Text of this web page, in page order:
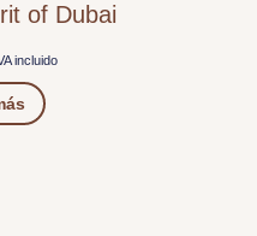
of Dubai
incluido